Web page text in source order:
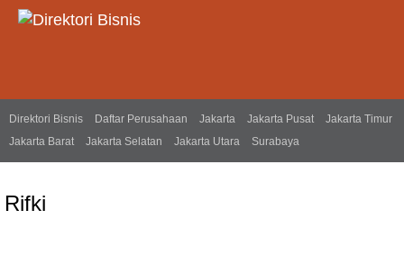
Direktori Bisnis Daftar Perusahaan Jakarta Jakarta Pusat
Jakarta Timur
Jakarta Barat
Jakarta Selatan Jakarta Utara Surabaya
Rifki